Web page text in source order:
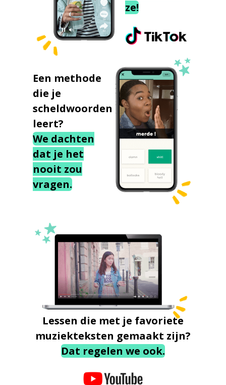
ze!
Een methode
die je
scheldwoorden
leert?
We dachten
dat je het
nooit zou
vragen.
Lessen die met je favoriete
muziekteksten gemaakt zijn?
Dat regelen we ook.